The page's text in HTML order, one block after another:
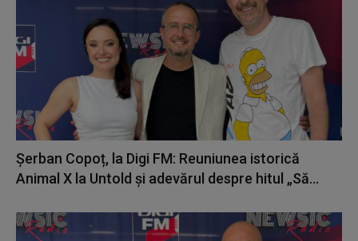
Șerban Copoț, la Digi FM: Reuniunea istorică
Animal X la Untold și adevărul despre hitul „Să...